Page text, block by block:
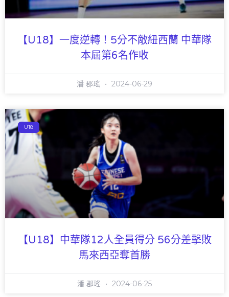
【U18】一度逆轉！5分不敵紐西蘭 中華隊
本屆第6名作收
潘 郡瑤 2024-06-29
U18
【U18】中華隊12人全員得分 56分差擊敗
馬來西亞奪首勝
潘 郡瑤 2024-06-25